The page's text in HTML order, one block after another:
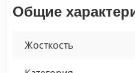
Общие
Жосткость